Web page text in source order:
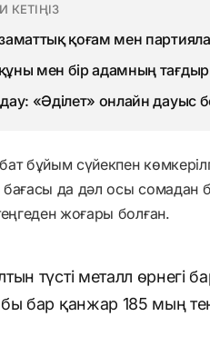
қоғам мен
мен бір адамның
«Әділет» онлайн дауыс
бұйым сүйекпен
да дәл осы сомадан
жоғары болған.
түсті металл өрнегі
бар қанжар 185 мың